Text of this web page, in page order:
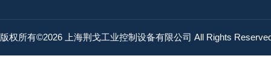
版权所有©2026 上海荆戈工业控制设备有限公司 All Rights